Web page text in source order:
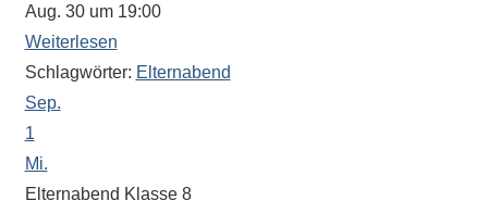
–
unsere
Schülerinnen
und
Schüler
Aug. 30 um 19:00
Weiterlesen
Schlagwörter: Elternabend
Sep.
1
Mi.
Elternabend Klasse 8